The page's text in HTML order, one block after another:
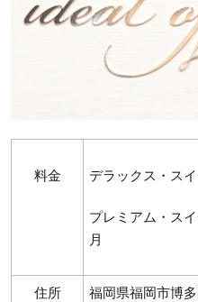
料金 デラックス・ス
プレミアム・ス
月
住所
福岡県福岡市博